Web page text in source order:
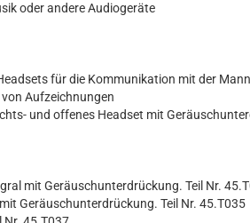
oder andere Audiogeräte
für die Kommunikation mit der
Aufzeichnungen
und offenes Headset mit
mit Geräuschunterdrückung. Teil Nr.
Geräuschunterdrückung. Teil Nr. 45.T035